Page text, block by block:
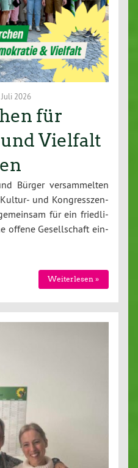
Juli 2026
für
Vielfalt
Bürger ver­sam­mel­ten
und Kon­gress­zen­
für ein fried­li­
offene Ge­sell­schaft ein­
Wei­ter­le­sen »